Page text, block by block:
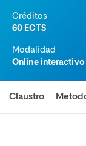
Créditos
60 ECTS
Modalidad
Online interactivo
Claustro